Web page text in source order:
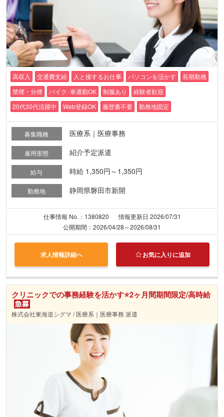
高収入 交通費支給 人と接するお仕事 パソコンを活かす
長期勤務
禁煙・分煙
バイク･車通勤OK 制服あり
経験者歓迎
20代30代活躍中
Web登録OK 履歴書不要 勤務地固定
募集職種 医療系｜医療事務
雇用形態 紹介予定派遣
給与 時給 1,350円～1,350円
勤務地 静岡県磐田市新開
仕事情報 No.：1380820
情報更新日 2026/07/31
公開期間：2026/04/28～2026/08/31
求人情報詳細へ お気に入りに追加
クリニックでの事務経験を活かす⭐2ヶ月間期間限定/高時給
株式会社東海道シグマ / 医療系｜医療事務 派遣